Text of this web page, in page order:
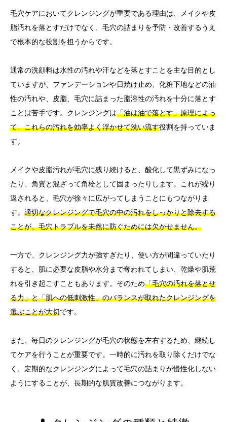
毛穴ケアにおいてクレンジングが重要である理由は、メイクや皮
脂汚れを落とすだけでなく、毛穴の詰まりを予防・改善するうえ
で根本的な役割を担うからです。
通常の洗顔料は水性の汚れや汗などを落とすことを主な目的とし
ていますが、ファンデーションや日焼け止め、化粧下地などの油
性の汚れや、皮脂、毛穴に詰まった脂溶性の汚れを十分に落とす
ことは苦手です。クレンジングは「油は油で落とす」原理によっ
て、これらの汚れを効率よく浮かせて洗い流す役割を持っていま
す。
メイクや皮脂汚れが毛穴に残り続けると、酸化して黒ずみになっ
たり、角質と混ざって角栓として固まったりします。これが繰り
返されると、毛穴が徐々に広がってしまうことにもつながりま
す。 適切なクレンジングで毛穴の中の汚れをしっかりと除去する
ことが、毛穴トラブルを未然に防ぐためには欠かせません。
一方で、クレンジング力が強すぎたり、使い方が間違っていたり
すると、肌に必要な皮脂や水分まで奪われてしまい、乾燥や肌荒
れを引き起こすこともあります。そのため「毛穴の汚れを落とせ
る力」と「肌への低刺激性」のバランスが取れたクレンジングを
選ぶことが大切です。
また、毎日のクレンジングが毛穴の状態を左右するため、継続し
てケアを行うことが重要です。一時的に汚れを取り除くだけでな
く、定期的なクレンジングによって毛穴の詰まりが慢性化しない
ようにすることが、長期的な肌質改善につながります。